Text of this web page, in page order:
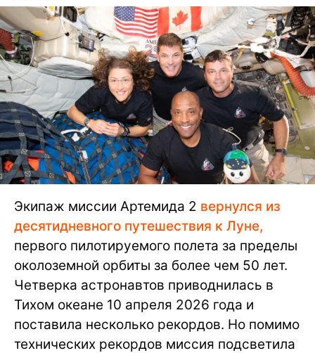
Экипаж миссии Артемида 2 вернулся из
десятидневного путешествия к Луне,
первого пилотируемого полета за пределы
околоземной орбиты за более чем 50 лет.
Четверка астронавтов приводнилась в
Тихом океане 10 апреля 2026 года и
поставила несколько рекордов. Но помимо
технических рекордов миссия подсветила